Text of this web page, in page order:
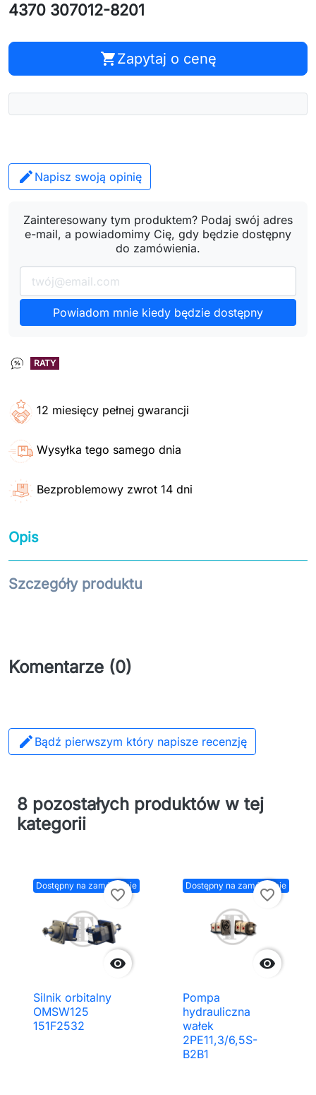
4370 307012-8201
shopping_cartZapytaj o cenę
Napisz swoją opinię
Zainteresowany tym produktem? Podaj swój adres
e-mail, a powiadomimy Cię, gdy będzie dostępny
do zamówienia.
Powiadom mnie kiedy będzie dostępny
RATY
12 miesięcy pełnej gwarancji
Wysyłka tego samego dnia
Bezproblemowy zwrot 14 dni
Opis
Szczegóły produktu
Komentarze (0)
 Bądź pierwszym który napisze recenzję
8 pozostałych produktów w tej
kategorii
Dostępny na zamówienie

favorite_border
Silnik orbitalny
OMSW125
151F2532
Dostępny na zamówienie

favorite_border
Pompa
hydrauliczna
wałek
2PE11,3/6,5S-
B2B1